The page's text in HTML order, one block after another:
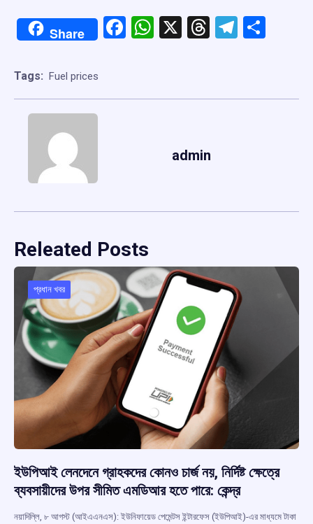
Share Facebook
WhatsApp
X Threads
Tags: Fuel prices
admin
Releated Posts
প্রধান খবর
ইউপিআই লেনদেনে গ্রাহকদের কোনও চার্জ নয়, নির্দিষ্ট ক্ষেত্রে
ব্যবসায়ীদের উপর সীমিত এমডিআর হতে পারে: কেন্দ্র
নয়াদিল্লি, ৮ আগস্ট (আইএএনএস): ইউনিফায়েড পেমেন্টস ইন্টারফেস (ইউপিআই)-এর মাধ্যমে টাকা